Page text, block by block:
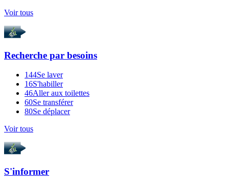
Voir tous
Recherche par besoins
144Se laver
16S'habiller
46Aller aux toilettes
60Se transférer
80Se déplacer
Voir tous
S'informer